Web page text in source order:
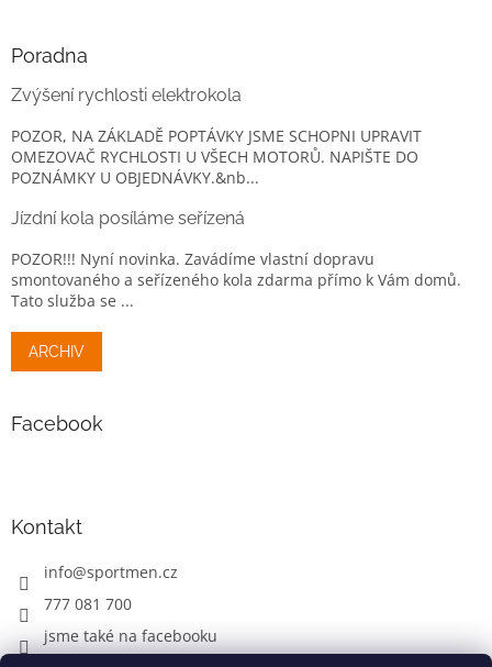
Poradna
Zvýšení rychlosti elektrokola
POZOR, NA ZÁKLADĚ POPTÁVKY JSME SCHOPNI UPRAVIT
OMEZOVAČ RYCHLOSTI U VŠECH MOTORŮ. NAPIŠTE DO
POZNÁMKY U OBJEDNÁVKY.&nb...
Jízdní kola posíláme seřízená
POZOR!!! Nyní novinka. Zavádíme vlastní dopravu
smontovaného a seřízeného kola zdarma přímo k Vám domů.
Tato služba se ...
ARCHIV
Facebook
Kontakt
info@sportmen.cz
777 081 700
jsme také na facebooku